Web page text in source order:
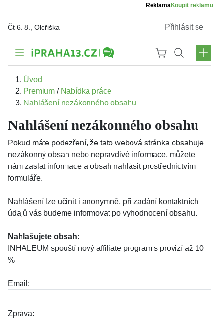
ReklamaKoupit reklamu
Čt 6. 8., Oldřiška Přihlásit se
Úvod
Premium / Nabídka práce
Nahlášení nezákonného obsahu
Nahlášení nezákonného obsahu
Pokud máte podezření, že tato webová stránka obsahuje
nezákonný obsah nebo nepravdivé informace, můžete
nám zaslat informace a obsah nahlásit prostřednictvím
formuláře.
Nahlášení lze učinit i anonymně, při zadání kontaktních
údajů vás budeme informovat po vyhodnocení obsahu.
Nahlašujete obsah:
INHALEUM spouští nový affiliate program s provizí až 10
%
Email:
Zpráva: